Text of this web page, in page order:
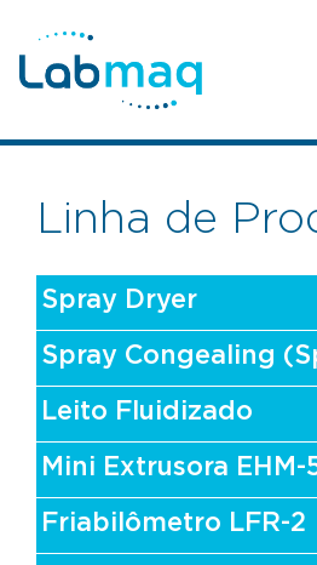
Linha de
Spray Dryer
Spray Congealing
Leito Fluidizado
Mini Extrusora EHM-
Friabilômetro LFR-2